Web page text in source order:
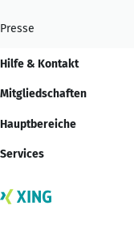
Presse
Hilfe & Kontakt
Mitgliedschaften
Hauptbereiche
Services